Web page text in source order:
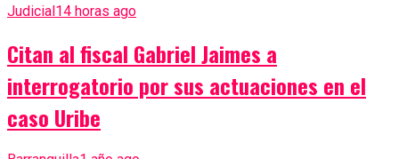
Judicial 14 horas ago
Citan al fiscal Gabriel Jaimes a
interrogatorio por sus actuaciones en el
caso Uribe